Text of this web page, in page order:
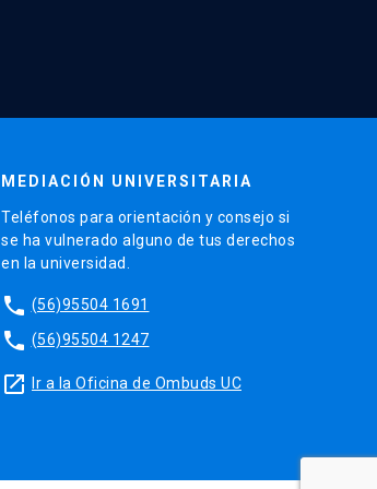
MEDIACIÓN UNIVERSITARIA
Teléfonos para orientación y consejo si
se ha vulnerado alguno de tus derechos
en la universidad.
phone (56)95504 1691
phone (56)95504 1247
launch Ir a la Oficina de Ombuds UC